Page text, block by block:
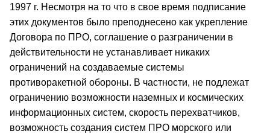
1997 г. Несмотря на то что в свое время подписание
этих документов было преподнесено как укрепление
Договора по ПРО, соглашение о разграничении в
действительности не устанавливает никаких
ограничений на создаваемые системы
противоракетной обороны. В частности, не подлежат
ограничению возможности наземных и космических
информационных систем, скорость перехватчиков,
возможность создания систем ПРО морского или